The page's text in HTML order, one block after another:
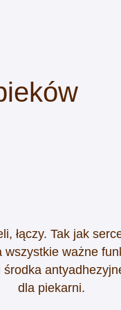
łączy.Tak jak
wszystkie ważne
dla piekarni.